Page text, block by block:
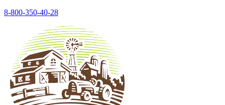
8-800-350-40-28